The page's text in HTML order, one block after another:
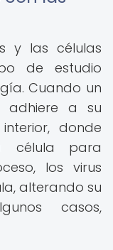
y las células
de estudio
Cuando un
adhiere a su
donde
célula para
los virus
alterando su
casos,